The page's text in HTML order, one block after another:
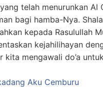
telah menurunkan Al
bagi hamba-Nya.
kepada Rasulullah
kejahilihayan
kita mengawali do’a